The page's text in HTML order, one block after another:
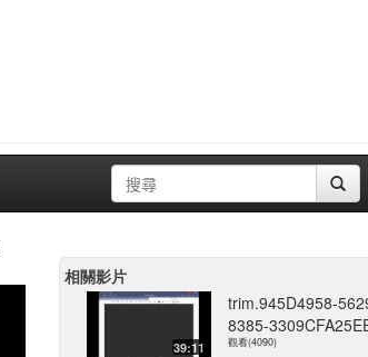
相關影片
39:11
trim.945D4958-
8385-
觀看(4090)